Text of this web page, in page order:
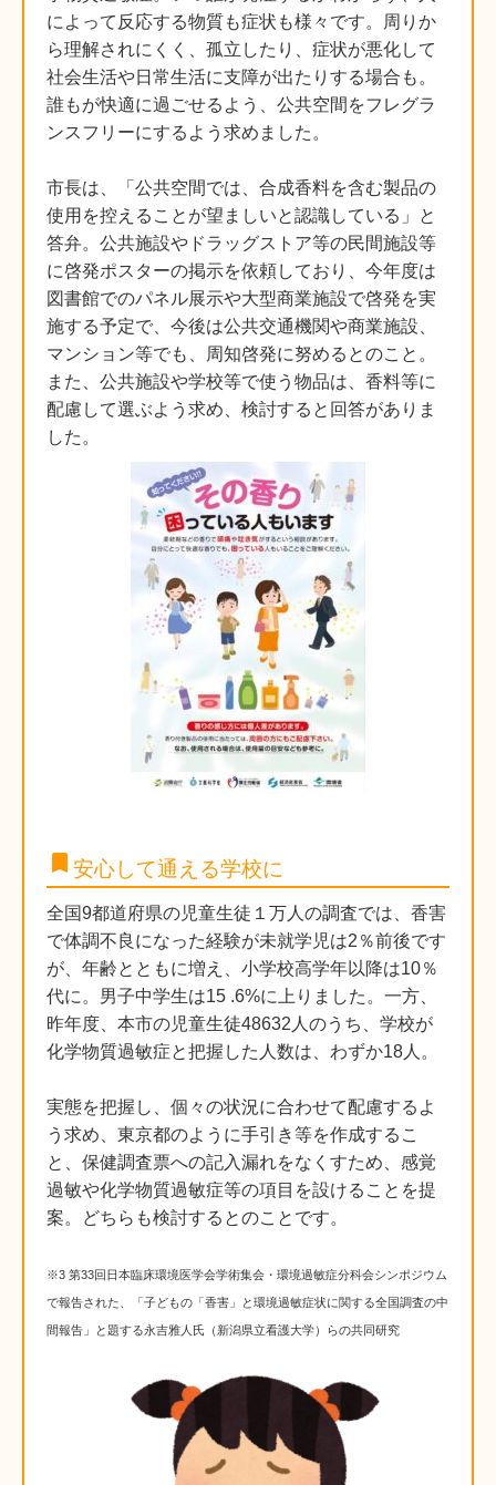
によって反応する物質も症状も様々です。周りか
ら理解されにくく、孤立したり、症状が悪化して
社会生活や日常生活に支障が出たりする場合も。
誰もが快適に過ごせるよう、公共空間をフレグラ
ンスフリーにするよう求めました。
市長は、「公共空間では、合成香料を含む製品の
使用を控えることが望ましいと認識している」と
答弁。公共施設やドラッグストア等の民間施設等
に啓発ポスターの掲示を依頼しており、今年度は
図書館でのパネル展示や大型商業施設で啓発を実
施する予定で、今後は公共交通機関や商業施設、
マンション等でも、周知啓発に努めるとのこと。
また、公共施設や学校等で使う物品は、香料等に
配慮して選ぶよう求め、検討すると回答がありま
した。
bookmark 安心して通える学校に
全国9都道府県の児童生徒１万人の調査では、香害
で体調不良になった経験が未就学児は2％前後です
が、年齢とともに増え、小学校高学年以降は10％
代に。男子中学生は15 .6%に上りました。一方、
昨年度、本市の児童生徒48632人のうち、学校が
化学物質過敏症と把握した人数は、わずか18人。
実態を把握し、個々の状況に合わせて配慮するよ
う求め、東京都のように手引き等を作成するこ
と、保健調査票への記入漏れをなくすため、感覚
過敏や化学物質過敏症等の項目を設けることを提
案。どちらも検討するとのことです。
※3 第33回日本臨床環境医学会学術集会・環境過敏症分科会シンポジウム
で報告された、「子どもの「香害」と環境過敏症状に関する全国調査の中
間報告」と題する永吉雅人氏（新潟県立看護大学）らの共同研究